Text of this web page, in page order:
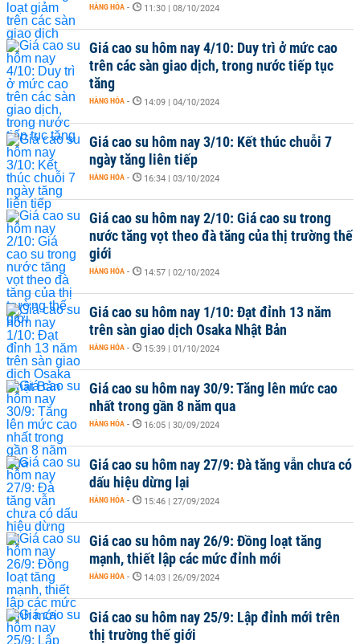
HÀNG HÓA - 11:30 | 08/10/2024
Giá cao su hôm nay 4/10: Duy trì ở mức cao
trên các sàn giao dịch, trong nước tiếp tục
tăng
HÀNG HÓA - 14:09 | 04/10/2024
Giá cao su hôm nay 3/10: Kết thúc chuỗi 7
ngày tăng liên tiếp
HÀNG HÓA - 16:34 | 03/10/2024
Giá cao su hôm nay 2/10: Giá cao su trong
nước tăng vọt theo đà tăng của thị trường thế
giới
HÀNG HÓA - 14:57 | 02/10/2024
Giá cao su hôm nay 1/10: Đạt đỉnh 13 năm
trên sàn giao dịch Osaka Nhật Bản
HÀNG HÓA - 15:39 | 01/10/2024
Giá cao su hôm nay 30/9: Tăng lên mức cao
nhất trong gần 8 năm qua
HÀNG HÓA - 16:05 | 30/09/2024
Giá cao su hôm nay 27/9: Đà tăng vẫn chưa có
dấu hiệu dừng lại
HÀNG HÓA - 15:46 | 27/09/2024
Giá cao su hôm nay 26/9: Đồng loạt tăng
mạnh, thiết lập các mức đỉnh mới
HÀNG HÓA - 14:03 | 26/09/2024
Giá cao su hôm nay 25/9: Lập đỉnh mới trên
thị trường thế giới